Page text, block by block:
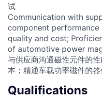
试
Communication with
component
quality and cost;
of automotive power
与供应商沟通磁性元件的
本；精通车载功率磁件的
Qualifications